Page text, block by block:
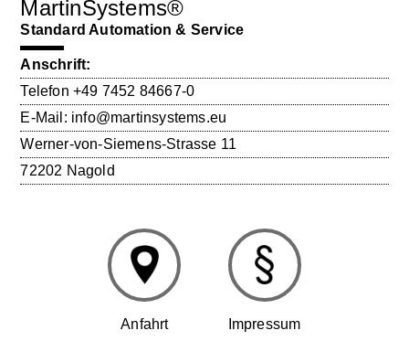
MartinSystems®
Standard Automation & Service
Anschrift:
Telefon+49 7452 84667-0
E-Mail: info@martinsystems.eu
Werner-von-Siemens-Strasse 11
72202 Nagold
Anfahrt Impressum